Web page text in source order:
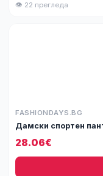
👁 22 прегледа
FASHIONDAYS.BG
28.06€